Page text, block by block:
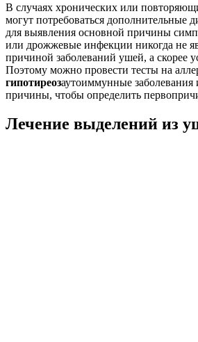
В случаях хронических или
могут потребоваться дополнительные
для выявления основной причины
или дрожжевые инфекции никогда не
причиной заболеваний ушей, а скорее
Поэтому можно провести тесты на
гипотиреозаутоиммунные
причины, чтобы определить
Лечение выделений из